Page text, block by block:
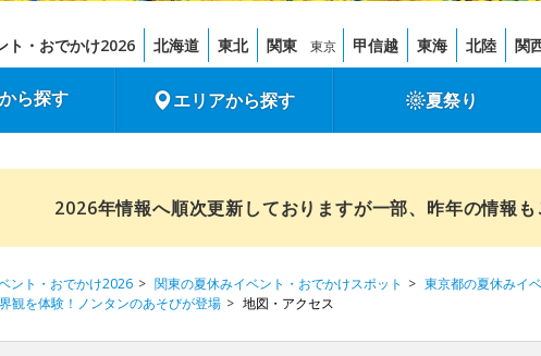
ト・おでかけ2026 北海道 東北 関東 東京 甲信越 東海 北陸 関
ら探す エリアから探す 夏祭り
2026年情報へ順次更新しておりますが一部、昨年の情報も
ント・おでかけ2026 関東の夏休みイベント・おでかけスポット 東京都の夏休みイ
観を体験！ノンタンのあそびが登場
地図・アクセス